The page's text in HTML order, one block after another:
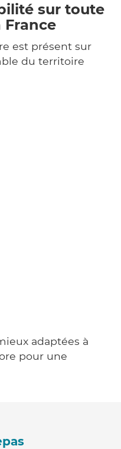
sur toute
France
est présent sur
du territoire
adaptées à
pour une